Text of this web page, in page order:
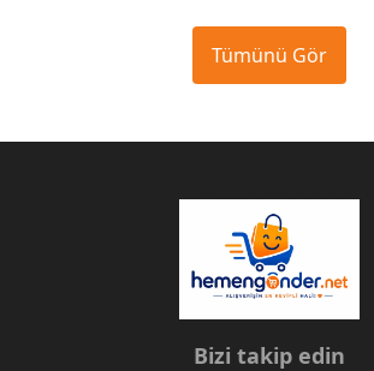
Tümünü Gör
Bizi takip edin